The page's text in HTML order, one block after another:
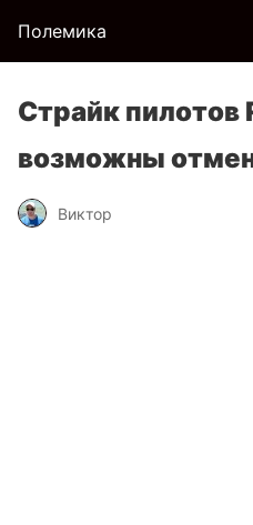
Полемика
Страйк пилотов
возможны
Виктор